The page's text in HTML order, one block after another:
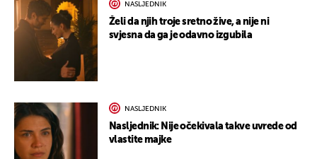
NASLJEDNIK
Želi da njih troje sretno žive, a nije ni
svjesna da ga je odavno izgubila
NASLJEDNIK
Nasljednik: Nije očekivala takve uvrede od
vlastite majke